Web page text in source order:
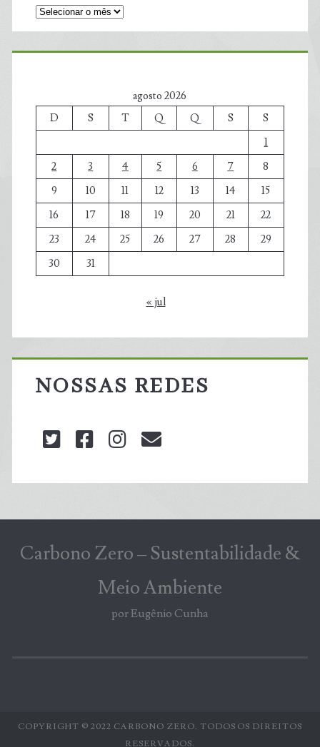
agosto 2026
D
S T Q Q S
S
1
2
3 4 5 6 7
8
9
10 11 12 13 14
15
16
17 18 19 20 21
22
23
24 25 26 27 28
29
30
31
« jul
NOSSAS REDES
twitterfacebookinstagram
Carbono Zero – Sustentabilidade &
Meio Ambiente
por Eugênio Cunha
COPYRIGHT © 2022 CARBONO ZERO. TODOS OS DIREITOS
RESERVADOS.